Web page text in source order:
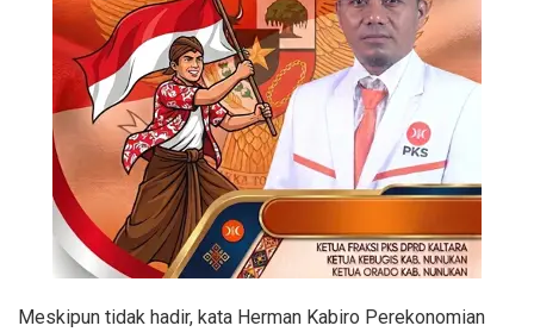
Meskipun tidak hadir, kata Herman Kabiro Perekonomian